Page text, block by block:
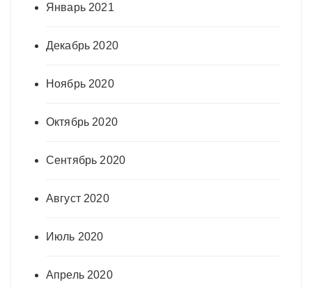
Январь 2021
Декабрь 2020
Ноябрь 2020
Октябрь 2020
Сентябрь 2020
Август 2020
Июль 2020
Апрель 2020